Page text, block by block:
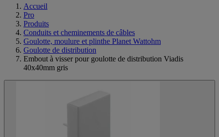
Accueil
Pro
Produits
Conduits et cheminements de câbles
Goulotte, moulure et plinthe Planet Wattohm
Goulotte de distribution
Embout à visser pour goulotte de distribution Viadis
40x40mm gris